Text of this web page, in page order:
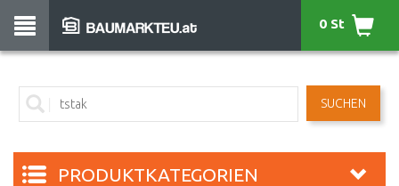
SUCHEN
0 St
PRODUKTKATEGORIEN